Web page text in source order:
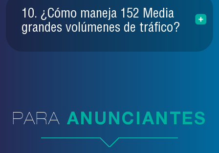
10. ¿Cómo maneja 152 Media
grandes volúmenes de tráfico?
PARA ANUNCIANTES